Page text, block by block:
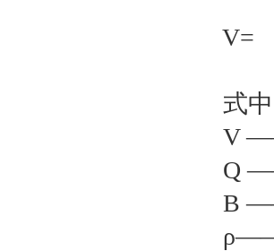
V=
式中
V ——
Q ——
B ——
ρ——